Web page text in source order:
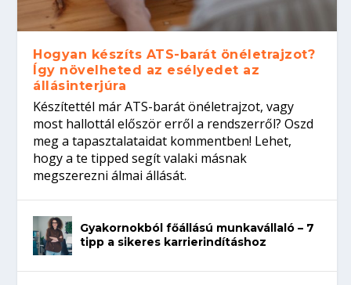
Hogyan készíts ATS-barát önéletrajzot?
Így növelheted az esélyedet az
állásinterjúra
Készítettél már ATS-barát önéletrajzot, vagy
most hallottál először erről a rendszerről? Oszd
meg a tapasztalataidat kommentben! Lehet,
hogy a te tipped segít valaki másnak
megszerezni álmai állását.
Gyakornokból főállású munkavállaló – 7
tipp a sikeres karrierindításhoz